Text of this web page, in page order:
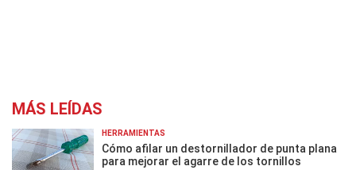
MÁS LEÍDAS
HERRAMIENTAS
Cómo afilar un destornillador de punta plana
para mejorar el agarre de los tornillos